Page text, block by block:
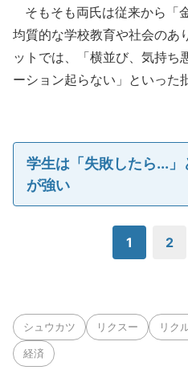
そもそも両氏は従来から「
均質的な学校教育や社会のあ
ットでは、「横並び、気持ち
ーション起らない」といった
学生は「失敗したら...」
が強い
1 2
シュウカツ リクスー リク
経済